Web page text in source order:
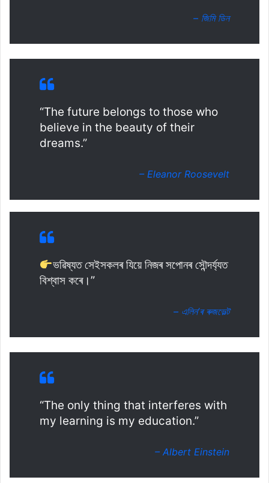
– জিমি ডিন
“The future belongs to those who
believe in the beauty of their
dreams.”
– Eleanor Roosevelt
ভৱিষ্যত সেইসকলৰ যিয়ে নিজৰ সপোনৰ সৌন্দৰ্য্যত
বিশ্বাস কৰে।”
– এলিন’ৰ ৰুজভেল্ট
“The only thing that interferes with
my learning is my education.”
– Albert Einstein